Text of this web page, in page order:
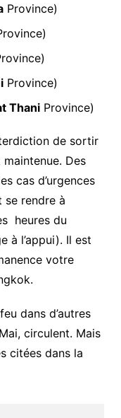
Province)
Province)
ThaniProvince)
de sortir
Des
cas d’urgences
rendre à
heures du
à l’appui). Il est
votre
dans d’autres
circulent. Mais
citées dans la